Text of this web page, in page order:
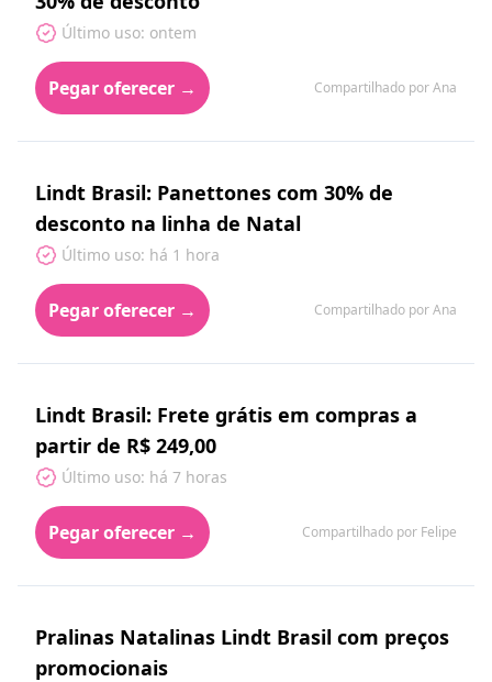
Último uso: ontem
Pegar oferecer → Compartilhado por Ana
Lindt Brasil: Panettones com 30% de
desconto na linha de Natal
Último uso: há 1 hora
Pegar oferecer → Compartilhado por Ana
Lindt Brasil: Frete grátis em compras a
partir de R$ 249,00
Último uso: há 7 horas
Pegar oferecer → Compartilhado por Felipe
Pralinas Natalinas Lindt Brasil com preços
promocionais